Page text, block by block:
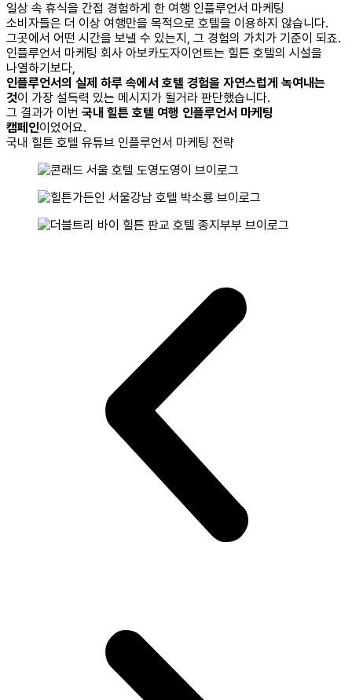
일상 속 휴식을 간접 경험하게 한 여행 인플루언서 마케팅
소비자들은 더 이상 여행만을 목적으로 호텔을 이용하지 않습니다.
그곳에서 어떤 시간을 보낼 수 있는지, 그 경험의 가치가 기준이 되죠.
인플루언서 마케팅 회사 아보카도자이언트는 힐튼 호텔의 시설을
나열하기보다,
인플루언서의 실제 하루 속에서 호텔 경험을 자연스럽게 녹여내는
것이 가장 설득력 있는 메시지가 될거라 판단했습니다.
그 결과가 이번 국내 힐튼 호텔 여행 인플루언서 마케팅
캠페인이었어요.
국내 힐튼 호텔 유튜브 인플루언서 마케팅 전략